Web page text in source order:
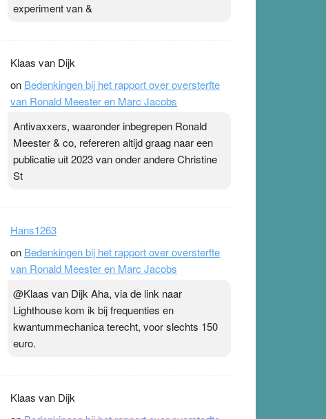
experiment van &
Klaas van Dijk
on Bedenkingen bij het rapport over oversterfte
van Ronald Meester en Marc Jacobs
Antivaxxers, waaronder inbegrepen Ronald
Meester & co, refereren altijd graag naar een
publicatie uit 2023 van onder andere Christine
St
Hans1263
on Bedenkingen bij het rapport over oversterfte
van Ronald Meester en Marc Jacobs
@Klaas van Dijk Aha, via de link naar
Lighthouse kom ik bij frequenties en
kwantummechanica terecht, voor slechts 150
euro.
Klaas van Dijk